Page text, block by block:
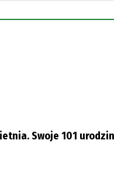
Swoje 101